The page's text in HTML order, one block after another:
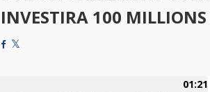
INVESTIRA 100 MILLIONS
01:21